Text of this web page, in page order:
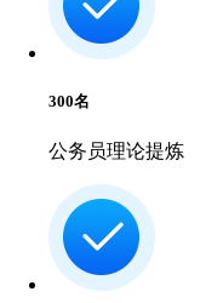
300名
公务员理论提炼